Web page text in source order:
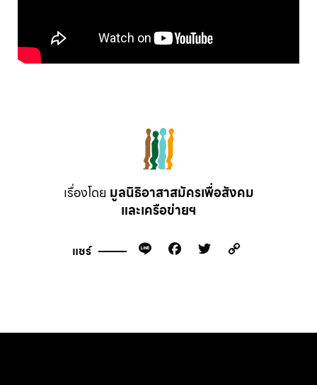
เรื่องโดย มูลนิธิอาสาสมัครเพื่อสังคม
และเครือข่ายฯ
แชร์ Line Facebook
Twitter